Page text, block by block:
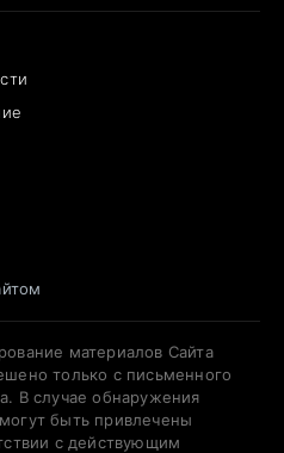
материалов Сайта
только с письменного
В случае обнаружения
быть привлечены
с действующим